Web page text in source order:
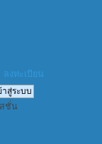
ลงทะเบียน
สชั่น